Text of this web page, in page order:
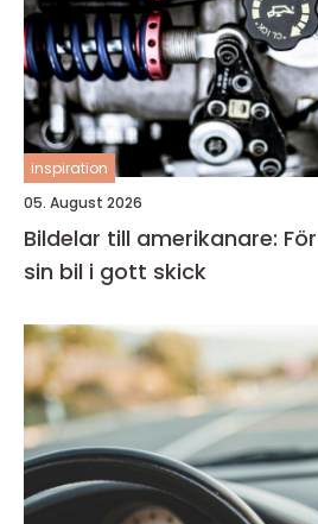
inspiration
05. August 2026
Bildelar till amerikanare:
sin bil i gott skick